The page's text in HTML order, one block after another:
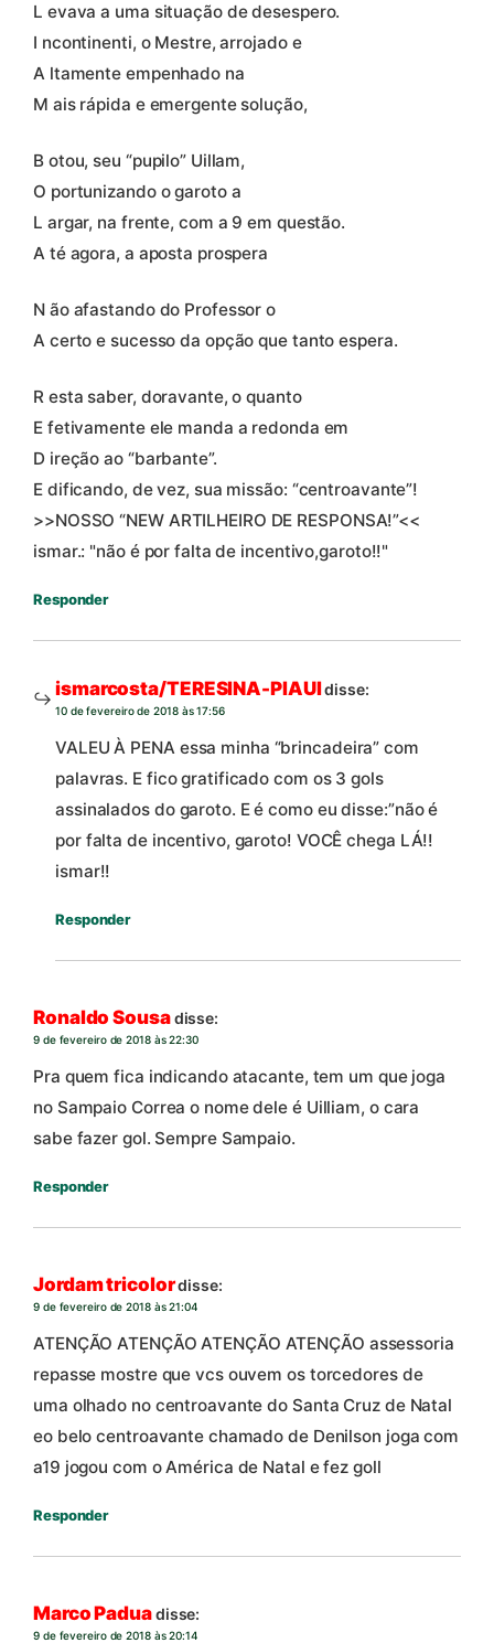
L evava a uma situação de desespero.
I ncontinenti, o Mestre, arrojado e
A ltamente empenhado na
M ais rápida e emergente solução,
B otou, seu “pupilo” Uillam,
O portunizando o garoto a
L argar, na frente, com a 9 em questão.
A té agora, a aposta prospera
N ão afastando do Professor o
A certo e sucesso da opção que tanto espera.
R esta saber, doravante, o quanto
E fetivamente ele manda a redonda em
D ireção ao “barbante”.
E dificando, de vez, sua missão: “centroavante”!
>>NOSSO “NEW ARTILHEIRO DE RESPONSA!”<<
ismar.: "não é por falta de incentivo,garoto!!"
Responder
ismarcosta/TERESINA-PIAUIdisse:
10 de fevereiro de 2018 às 17:56
VALEU À PENA essa minha “brincadeira” com
palavras. E fico gratificado com os 3 gols
assinalados do garoto. E é como eu disse:”não é
por falta de incentivo, garoto! VOCÊ chega LÁ!!
ismar!!
Responder
Ronaldo Sousadisse:
9 de fevereiro de 2018 às 22:30
Pra quem fica indicando atacante, tem um que joga
no Sampaio Correa o nome dele é Uilliam, o cara
sabe fazer gol. Sempre Sampaio.
Responder
Jordam tricolordisse:
9 de fevereiro de 2018 às 21:04
ATENÇÃO ATENÇÃO ATENÇÃO ATENÇÃO assessoria
repasse mostre que vcs ouvem os torcedores de
uma olhado no centroavante do Santa Cruz de Natal
eo belo centroavante chamado de Denilson joga com
a19 jogou com o América de Natal e fez goll
Responder
Marco Paduadisse:
9 de fevereiro de 2018 às 20:14